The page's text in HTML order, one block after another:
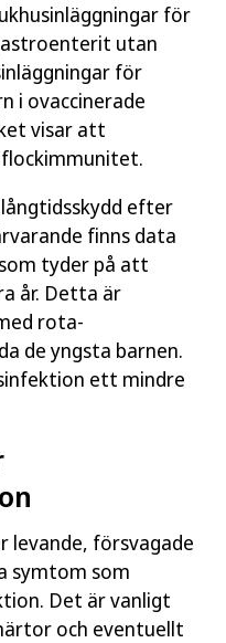
för
utan
för
i ovaccinerade
visar att
flockimmunitet.
efter
finns data
tyder på att
år. Detta är
rota­
de yngsta barnen.
ett mindre
levande, försvagade
symtom som
Det är vanligt
och eventuellt